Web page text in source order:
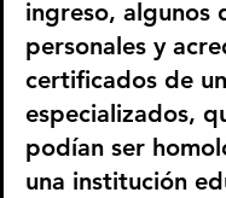
ingreso, algunos
personales y
certificados de
especializados,
podían ser
una institución